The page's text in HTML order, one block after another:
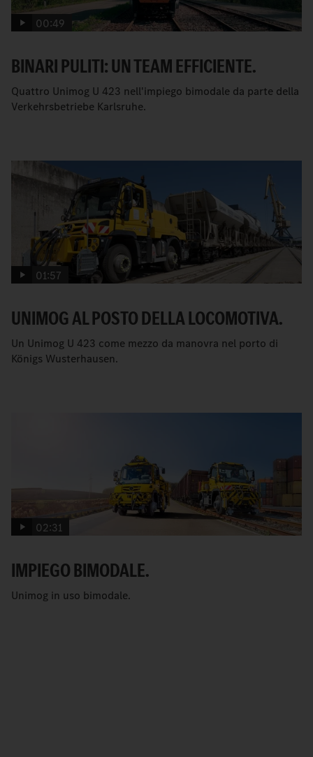
00:49
BINARI PULITI: UN TEAM EFFICIENTE.
Quattro Unimog U 423 nell'impiego bimodale da parte della
Verkehrsbetriebe Karlsruhe.
01:57
UNIMOG AL POSTO DELLA LOCOMOTIVA.
Un Unimog U 423 come mezzo da manovra nel porto di
Königs Wusterhausen.
02:31
IMPIEGO BIMODALE.
Unimog in uso bimodale.